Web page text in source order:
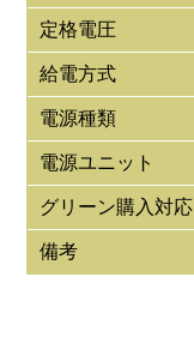
定格電圧
給電方式
電源種類
電源ユニット
グリーン購入対応
備考